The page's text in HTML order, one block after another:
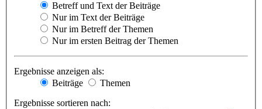
Betreff und Text der Beiträge
Nur im Text der Beiträge
Nur im Betreff der Themen
Nur im ersten Beitrag der Themen
Ergebnisse anzeigen als:
Beiträge
Themen
Ergebnisse sortieren nach: